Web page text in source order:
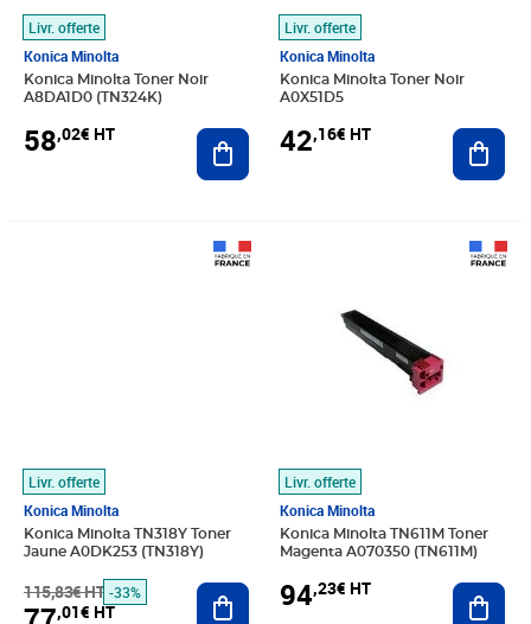
Livr. offerte
Konica Minolta
Konica Minolta Toner Noir
A8DA1D0 (TN324K)
58,02€ HT Ajouter au panier
Livr. offerte
Konica Minolta
Konica Minolta Toner Noir
A0X51D5
42,16€ HT
Livr. offerte
Konica Minolta
Konica Minolta TN318Y Toner
Jaune A0DK253 (TN318Y)
115,83€ HT -33%
,01€ HT
Ajouter au panier
Livr. offerte
Konica Minolta
Konica Minolta TN611M Toner
Magenta A070350 (TN611M)
94,23€ HT